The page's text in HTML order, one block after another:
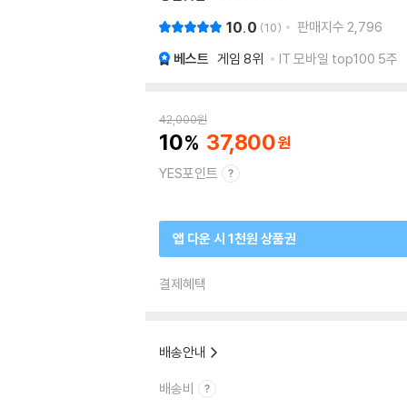
10.0 10 판매지수 2,796
베스트 게임 8위 IT 모바일 top100 5주
42,000원
10 37,800
YES포인트
앱 다운 시 1천원 상품권
결제혜택
배송안내
배송비